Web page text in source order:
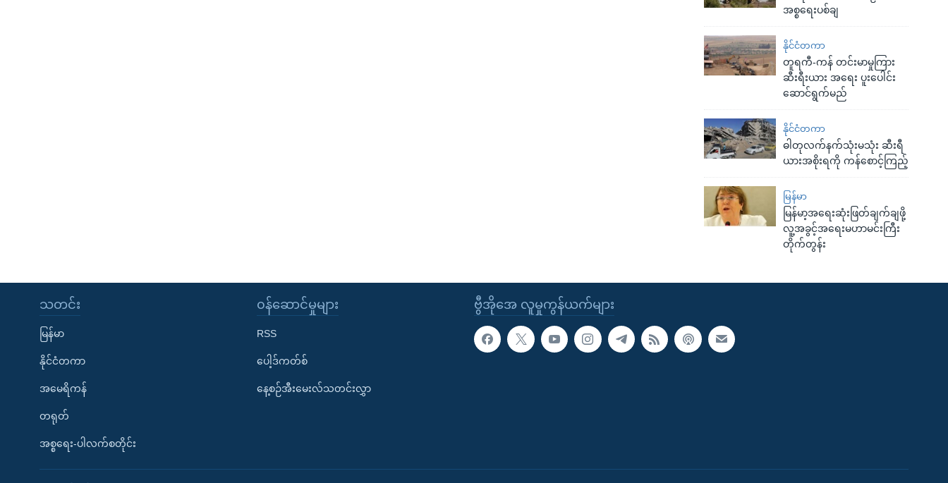
အစ္စရေးပစ်ချ
နိုင်ငံတကာ
တူရကီ-ကန် တင်းမာမှုကြား
ဆီးရီးယား အရေး ပူးပေါင်း
ဆောင်ရွက်မည်
နိုင်ငံတကာ
ဓါတုလက်နက်သုံးမသုံး ဆီးရီ
ယားအစိုးရကို ကန်စောင့်ကြည့်
မြန်မာ
မြန်မာ့အရေးဆုံးဖြတ်ချက်ချဖို့
လူ့အခွင့်အရေးမဟာမင်းကြီး
တိုက်တွန်း
ဗွီအိုအေ လူမှုကွန်ယက်များ
သတင်း
မြန်မာ
နိုင်ငံတကာ
အမေရိကန်
တရုတ်
အစ္စရေး-ပါလက်စတိုင်း
၀န်ဆောင်မှုများ
RSS
ပေါ့ဒ်ကတ်စ်
နေ့စဉ်အီးမေးလ်သတင်းလွှာ